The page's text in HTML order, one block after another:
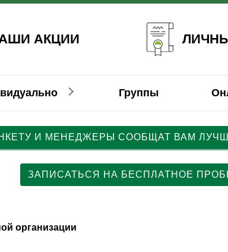
АКЦИИ
Немецкий
Немецкий
Группы
Немецкий
И МЕНЕДЖЕРЫ СООБЩАТ ВАМ
ЗАПИСАТЬСЯ НА БЕСПЛАТНОЕ
организации